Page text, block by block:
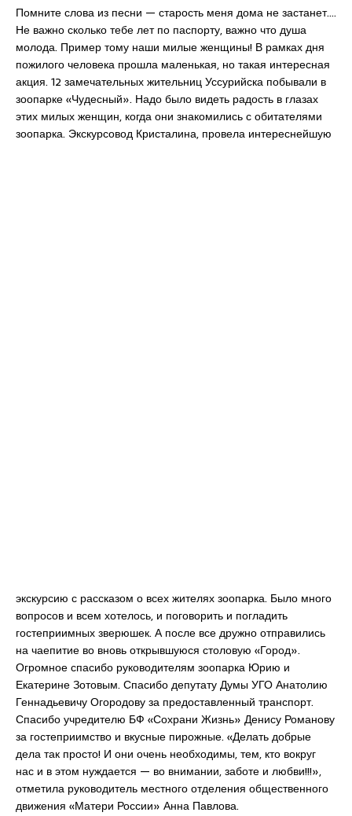
Помните слова из песни — старость меня дома не застанет….
Не важно сколько тебе лет по паспорту, важно что душа
молода. Пример тому наши милые женщины! В рамках дня
пожилого человека прошла маленькая, но такая интересная
акция. 12 замечательных жительниц Уссурийска побывали в
зоопарке «Чудесный». Надо было видеть радость в глазах
этих милых женщин, когда они знакомились с обитателями
зоопарка. Экскурсовод Кристалина, провела интереснейшую
экскурсию с рассказом о всех жителях зоопарка. Было много
вопросов и всем хотелось, и поговорить и погладить
гостеприимных зверюшек. А после все дружно отправились
на чаепитие во вновь открывшуюся столовую «Город».
Огромное спасибо руководителям зоопарка Юрию и
Екатерине Зотовым. Спасибо депутату Думы УГО Анатолию
Геннадьевичу Огородову за предоставленный транспорт.
Спасибо учредителю БФ «Сохрани Жизнь» Денису Романову
за гостеприимство и вкусные пирожные. «Делать добрые
дела так просто! И они очень необходимы, тем, кто вокруг
нас и в этом нуждается — во внимании, заботе и любви!!!»,
отметила руководитель местного отделения общественного
движения «Матери России» Анна Павлова.